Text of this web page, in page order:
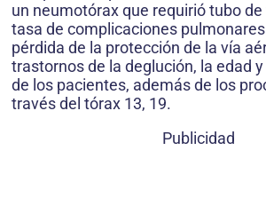
un neumotórax que requirió tubo
tasa de complicaciones
pérdida de la protección de la vía
trastornos de la deglución, la edad
de los pacientes, además de los
través del tórax 13, 19.
Publicidad